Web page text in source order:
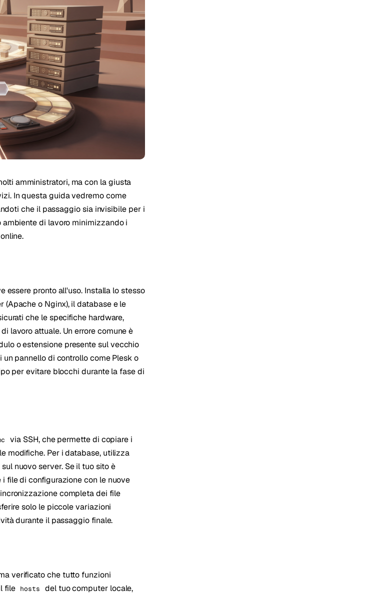
Tallinn Estonia
Zurich Svizzera
amministratori, ma con la giusta
In questa guida vedremo come
che il passaggio sia invisibile per i
di lavoro minimizzando i
essere pronto all'uso. Installa lo stesso
o Nginx), il database e le
che le specifiche hardware,
lavoro attuale. Un errore comune è
o estensione presente sul vecchio
pannello di controllo come Plesk o
per evitare blocchi durante la fase di
via SSH, che permette di copiare i
modifiche. Per i database, utilizza
nuovo server. Se il tuo sito è
file di configurazione con le nuove
completa dei file
solo le piccole variazioni
durante il passaggio finale.
verificato che tutto funzioni
file hosts
del tuo computer locale,